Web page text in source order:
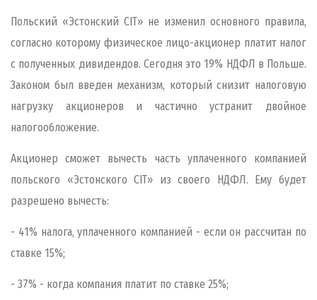
Польский «Эстонский CIT» не изменил основного правила,
согласно которому физическое лицо-акционер платит налог
с полученных дивидендов. Сегодня это 19% НДФЛ в Польше.
Законом был введен механизм, который снизит налоговую
нагрузку акционеров и частично устранит двойное
налогообложение.
Акционер сможет вычесть часть уплаченного компанией
польского «ЭстонскогоCIT» из своего НДФЛ. Ему будет
разрешено вычесть:
- 41% налога, уплаченного компанией - если он рассчитан по
ставке 15%;
- 37% - когда компания платит по ставке 25%;